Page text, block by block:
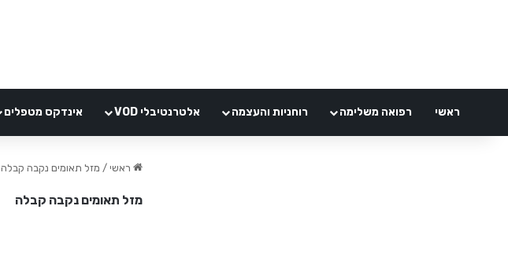
ראשי רפואה משלימה רוחניות והעצמה אלטרנטיבלי VOD אינדקס מטפלים
ראשי / מזל תאומים נקבה קבלה
מזל תאומים נקבה קבלה